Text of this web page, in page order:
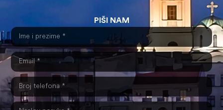
PIŠI NAM